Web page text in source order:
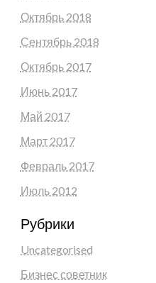
Октябрь 2018
Сентябрь 2018
Октябрь 2017
Июнь 2017
Май 2017
Март 2017
Февраль 2017
Июль 2012
Рубрики
Uncategorised
Бизнес советник